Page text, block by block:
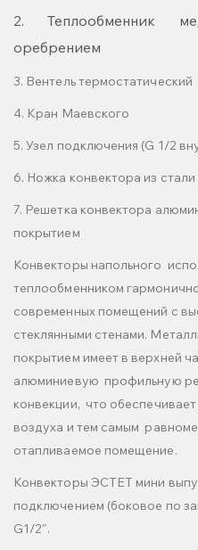
2. Теплообменник
оребрением
3. Вентель термостатический
4. Кран Маевского
5. Узел подключения (G 1/2
6. Ножка конвектора из
7. Решетка конвектора
покрытием
Конвекторы напольного
теплообменником
современных помещений с
стеклянными стенами.
покрытием имеет в верхней
алюминиевую профильную
конвекции, что
воздуха и тем самым
отапливаемое помещение.
Конвекторы ЭСТЕТ мини
подключением (боковое по
G1/2″.